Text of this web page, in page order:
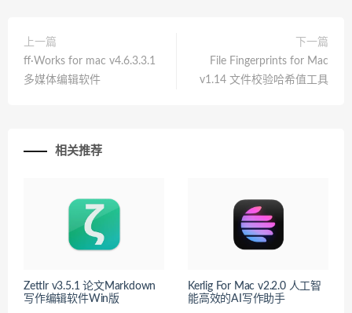
上一篇
ff·Works for mac v4.6.3.3.1
多媒体编辑软件
下一篇
File Fingerprints for Mac
v1.14 文件校验哈希值工具
相关推荐
Zettlr v3.5.1 论文Markdown
写作编辑软件Win版
Kerlig For Mac v2.2.0 人工智
能高效的AI写作助手